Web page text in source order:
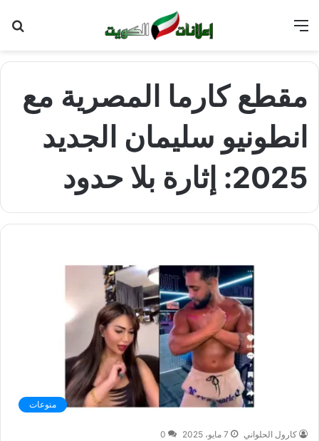
مقطع كارما المصرية مع
انطونيو سليمان الجديد
2025: إثارة بلا حدود
منوعات
كارول الحلواني 7 مايو، 2025 0